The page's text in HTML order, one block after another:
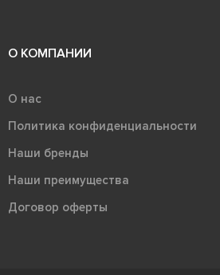
О КОМПАНИИ
О нас
Политика конфиденциальности
Наши бренды
Наши преимущества
Договор оферты